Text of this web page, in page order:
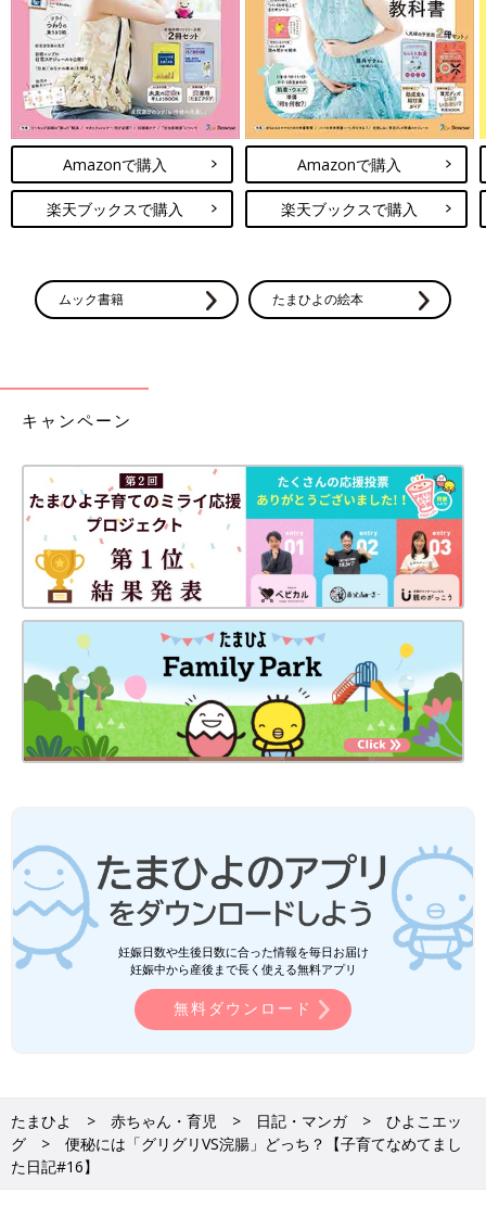
Amazonで購入
楽天ブックスで購入
Amazonで購入
楽天ブックスで購入
ムック書籍 たまひよの絵本
キャンペーン
妊娠日数や生後日数に合った情報を毎日お届け
妊娠中から産後まで長く使える無料アプリ
無料ダウンロード
たまひよ 赤ちゃん・育児 日記・マンガ
ひよこエッ
グ
便秘には「グリグリVS浣腸」どっち？【子育てなめてまし
た日記#16】